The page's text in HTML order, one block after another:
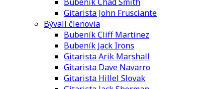
Gitarista John Frusciante
Bývalí členovia
Bubeník Cliff Martinez
Bubeník Jack Irons
Gitarista Arik Marshall
Gitarista Dave Navarro
Gitarista Hillel Slovak